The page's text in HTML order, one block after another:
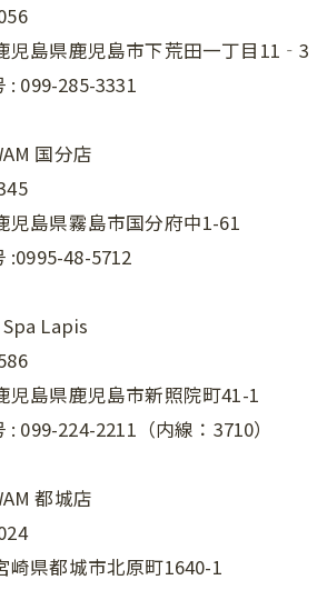
児島県鹿児島市下荒田一丁目11‐3
: 099-285-3331
国分店
児島県霧島市国分府中1-61
:0995-48-5712
Lapis
児島県鹿児島市新照院町41-1
: 099-224-2211（内線：3710）
都城店
崎県都城市北原町1640-1